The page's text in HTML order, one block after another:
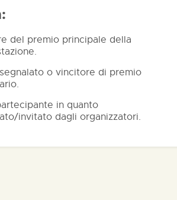
del premio principale della
o vincitore di premio
in quanto
invitato dagli organizzatori.